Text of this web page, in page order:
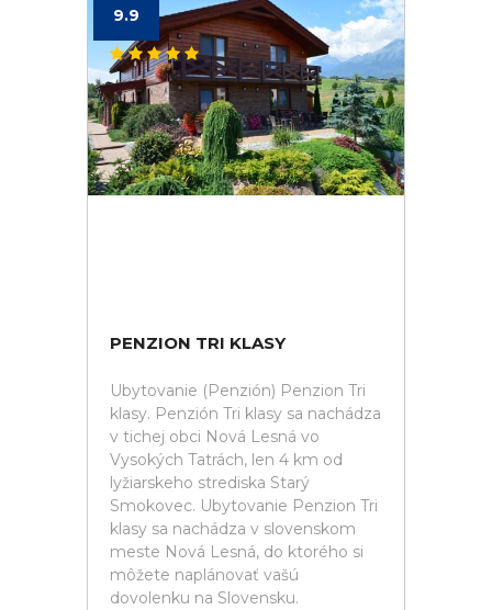
9.9
PENZION TRI KLASY
Ubytovanie (Penzión) Penzion Tri
klasy. Penzión Tri klasy sa nachádza
v tichej obci Nová Lesná vo
Vysokých Tatrách, len 4 km od
lyžiarskeho strediska Starý
Smokovec. Ubytovanie Penzion Tri
klasy sa nachádza v slovenskom
meste Nová Lesná, do ktorého si
môžete naplánovať vašú
dovolenku na Slovensku.